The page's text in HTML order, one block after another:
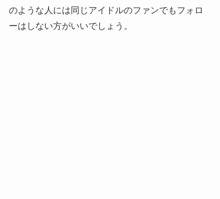
のような人には同じアイドルのファンでもフォロ
ーはしない方がいいでしょう。